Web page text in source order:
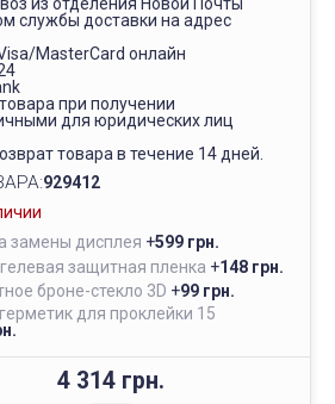
службы доставки на адрес
MasterCard онлайн
при получении
для юридических лиц
товара в течение 14 дней.
929412
замены дисплея +599 грн.
защитная пленка +148 грн.
броне-стекло 3D +99 грн.
для проклейки 15
4 314 грн.